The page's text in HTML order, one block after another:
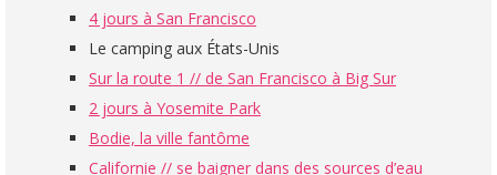
4 jours à San Francisco
Le camping aux États-Unis
Sur la route 1 // de San Francisco à Big Sur
2 jours à Yosemite Park
Bodie, la ville fantôme
Californie // se baigner dans des sources d’eau